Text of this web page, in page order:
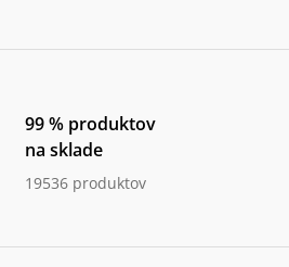
99 % produktov
na sklade
19536 produktov